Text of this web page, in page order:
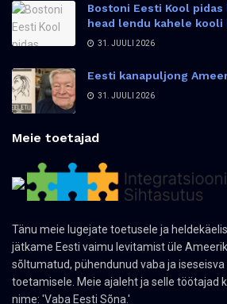
Bostoni Eesti Kool
head lendu kahele kooli
31. JUULI 2026
Eesti kanapuljong
31. JUULI 2026
Meie toetajad
Tänu meie lugejate toetusele ja
jätkame Eesti vaimu levitamist üle
sõltumatud, pühendunud vaba ja iseseisva
toetamisele. Meie ajaleht ja selle töötajad
nime: 'Vaba Eesti Sõna.'